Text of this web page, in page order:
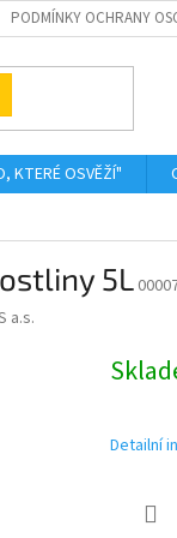
PODMÍNKY OCHRANY
KTERÉ OSVĚŽÍ"
5L
a.s.
Detailní